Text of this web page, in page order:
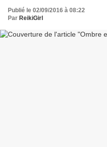
Publié le 02/09/2016 à 08:22
Par ReikiGirl